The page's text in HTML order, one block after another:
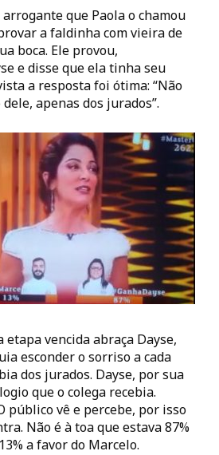
que Paola o chamou
a faldinha com vieira de
boca. Ele provou,
e disse que ela tinha seu
a resposta foi ótima: “Não
apenas dos jurados”.
etapa vencida abraça Dayse,
esconder o sorriso a cada
dos jurados. Dayse, por sua
que o colega recebia.
público vê e percebe, por isso
Não é à toa que estava 87%
a favor do Marcelo.